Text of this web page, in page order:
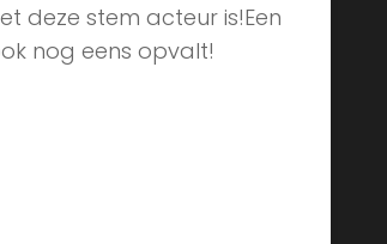
deze stem acteur is!Een
nog eens opvalt!